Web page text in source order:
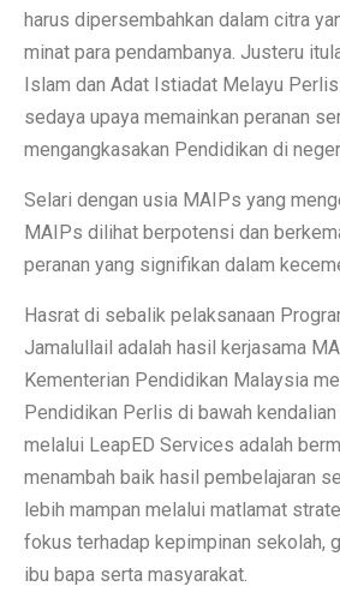
harus dipersembahkan dalam citra
minat para pendambanya. Justeru
Islam dan Adat Istiadat Melayu
sedaya upaya memainkan peranan
mengangkasakan Pendidikan di
Selari dengan usia MAIPs yang
MAIPs dilihat berpotensi dan
peranan yang signifikan dalam
Hasrat di sebalik pelaksanaan
Jamalullail adalah hasil kerjasama
Kementerian Pendidikan Malaysia
Pendidikan Perlis di bawah kendalian
melalui LeapED Services adalah
menambah baik hasil pembelajaran
lebih mampan melalui matlamat
fokus terhadap kepimpinan sekolah,
ibu bapa serta masyarakat.